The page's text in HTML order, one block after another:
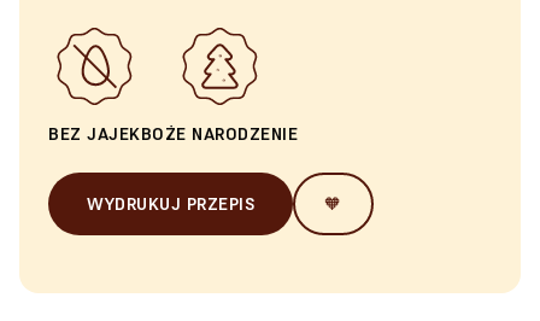
BEZ JAJEKBOŻE NARODZENIE
WYDRUKUJ PRZEPIS 🧡